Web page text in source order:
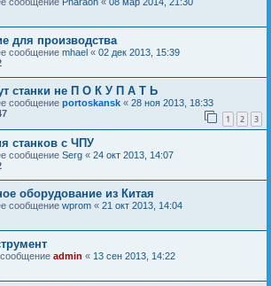
для производства
сообщение mhael « 02 дек 2013, 15:39
станки не П О К У П А Т Ь
сообщение portoskansk « 28 ноя 2013, 18:33
1 2 3
станков с ЧПУ
сообщение Serg « 24 окт 2013, 14:07
оборудование из Китая
сообщение wprom « 21 окт 2013, 14:04
admin « 13 сен 2013, 14:22